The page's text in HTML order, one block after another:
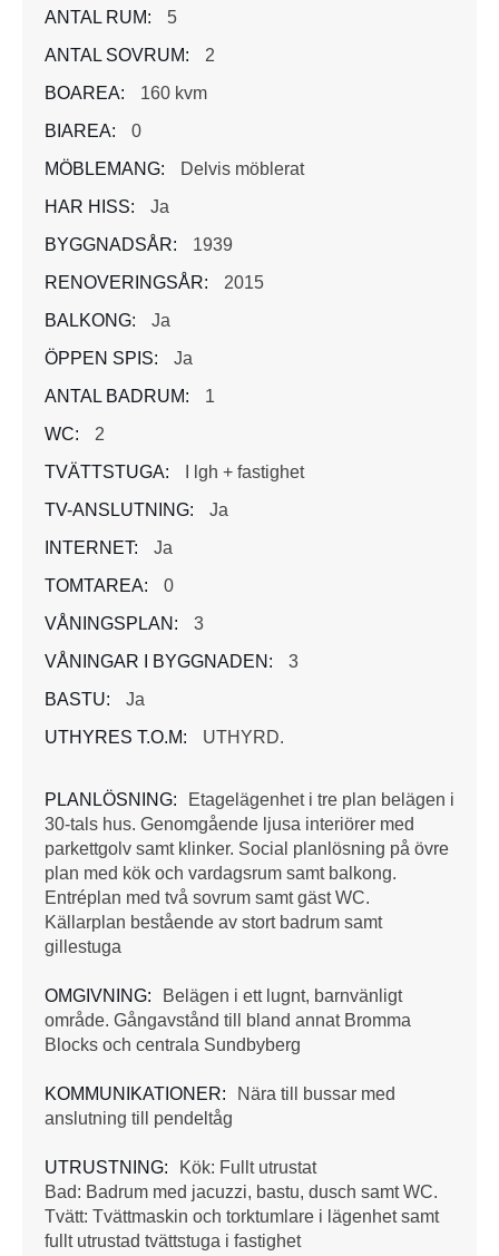
ANTAL RUM:
5
ANTAL SOVRUM:
2
BOAREA:
160 kvm
BIAREA:
0
MÖBLEMANG:
Delvis möblerat
HAR HISS:
Ja
BYGGNADSÅR:
1939
RENOVERINGSÅR:
2015
BALKONG:
Ja
ÖPPEN SPIS:
Ja
ANTAL BADRUM:
1
WC:
2
TVÄTTSTUGA:
I lgh + fastighet
TV-ANSLUTNING:
Ja
INTERNET:
Ja
TOMTAREA:
0
VÅNINGSPLAN:
3
VÅNINGAR I BYGGNADEN:
3
BASTU:
Ja
UTHYRES T.O.M:
UTHYRD.
PLANLÖSNING:
Etagelägenhet i tre plan belägen i
30-tals hus. Genomgående ljusa interiörer med
parkettgolv samt klinker. Social planlösning på övre
plan med kök och vardagsrum samt balkong.
Entréplan med två sovrum samt gäst WC.
Källarplan bestående av stort badrum samt
gillestuga
OMGIVNING:
Belägen i ett lugnt, barnvänligt
område. Gångavstånd till bland annat Bromma
Blocks och centrala Sundbyberg
KOMMUNIKATIONER:
Nära till bussar med
anslutning till pendeltåg
UTRUSTNING:
Kök: Fullt utrustat
Bad: Badrum med jacuzzi, bastu, dusch samt WC.
Tvätt: Tvättmaskin och torktumlare i lägenhet samt
fullt utrustad tvättstuga i fastighet